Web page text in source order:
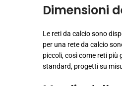
Dimensioni
Le reti da calcio sono
per una rete da calcio
piccoli, così come reti più
standard, progetti su